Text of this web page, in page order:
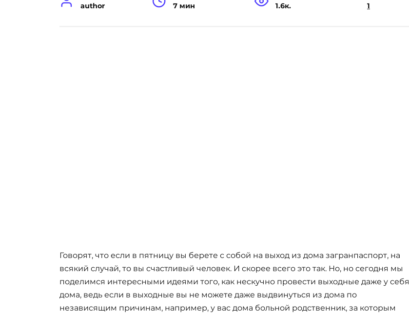
author 7 мин 1.6к. 1
Говорят, что если в пятницу вы берете с собой на выход из дома загранпаспорт, на
всякий случай, то вы счастливый человек. И скорее всего это так. Но, но сегодня мы
поделимся интересными идеями того, как нескучно провести выходные даже у себя
дома, ведь если в выходные вы не можете даже выдвинуться из дома по
независящим причинам, например, у вас дома больной родственник, за которым